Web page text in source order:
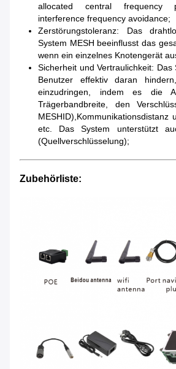
allocated central
interference frequency avoidance;
Zerstörungstoleranz: Das
System MESH beeinflusst das
wenn ein einzelnes Knotengerät
Sicherheit und Vertraulichkeit: Das
Benutzer effektiv daran
einzudringen, indem es die
Trägerbandbreite, den
MESHID),Kommunikationsdistanz
etc. Das System unterstützt
(Quellverschlüsselung);
Zubehörliste: